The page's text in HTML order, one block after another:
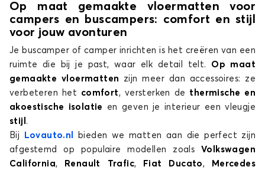
Op maat gemaakte vloermatten voor
campers en buscampers: comfort en stijl
voor jouw avonturen
Je buscamper of camper inrichten is het creëren van een
ruimte die bij je past, waar elk detail telt. Op maat
gemaakte vloermatten zijn meer dan accessoires: ze
verbeteren het comfort, versterken de thermische en
akoestische isolatie
en geven je interieur een vleugje
stijl .
Bij
Lovauto.nl
bieden we matten aan die perfect zijn
afgestemd op populaire modellen zoals Volkswagen
California, Renault Trafic, Fiat Ducato,
Mercedes